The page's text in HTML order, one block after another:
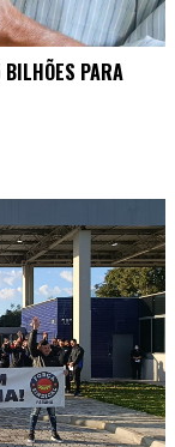
PARA